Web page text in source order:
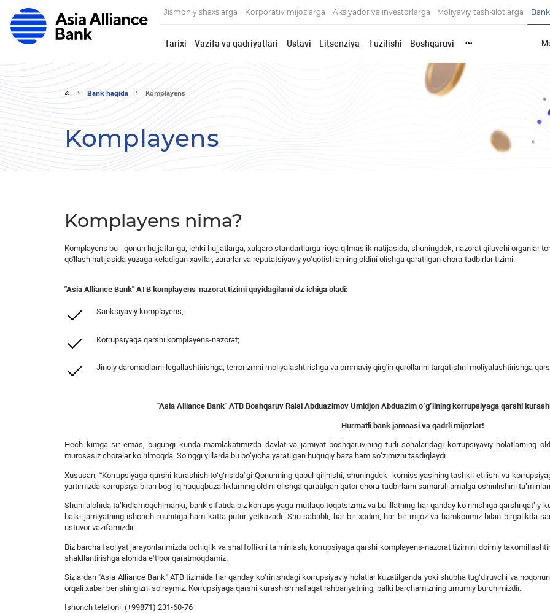
Jismoniy shaxslarga Korporativ mijozlarga Aksiyador va investorlarga Moliyaviy tashkilotlarga
Tarixi Vazifa va qadriyatlari Ustavi Litsenziya Tuzilishi Boshqaruvi •••
Bank haqida Komplayens
Komplayens
Komplayens nima?
Komplayens bu - qonun hujjatlariga, ichki hujjatlarga, xalqaro standartlarga rioya qilmaslik natijasida, shuningdek, nazorat qiluvchi organlar
qo'llash natijasida yuzaga keladigan xavflar, zararlar va reputatsiyaviy yo’qotishlarning oldini olishga qaratilgan chora-tadbirlar tizimi.
"Asia Alliance Bank" ATB komplayens-nazorat tizimi quyidagilarni o'z ichiga oladi:
Sanksiyaviy komplayens;
Korrupsiyaga qarshi komplayens-nazorat;
Jinoiy daromadlarni legallashtirishga, terrorizmni moliyalashtirishga va ommaviy qirg'in qurollarini tarqatishni moliyalashtirishga
"Asia Alliance Bank"ATB Boshqaruv Raisi Abduazimov Umidjon Abduazim o’g’lining korrupsiyaga qarshi
Hurmatli bank jamoasi va qadrli mijozlar!
Hech kimga sir emas, bugungi kunda mamlakatimizda davlat va jamiyat boshqaruvining turli sohalaridagi korrupsiyaviy holatlarning
murosasiz choralar ko’rilmoqda. So‘nggi yillarda bu bo‘yicha yaratilgan huquqiy baza ham so‘zimizni tasdiqlaydi.
Xususan, “Korrupsiyaga qarshi kurashish to‘g‘risida”gi Qonunning qabul qilinishi, shuningdek komissiyasining tashkil etilishi va
yurtimizda korrupsiya bilan bog‘liq huquqbuzarliklarning oldini olishga qaratilgan qator chora-tadbirlarni samarali amalga oshirilishini
Shuni alohida taʼkidlamoqchimanki, bank sifatida biz korrupsiyaga mutlaqo toqatsizmiz va bu illatning har qanday ko‘rinishiga qarshi qatʼiy
balki jamiyatning ishonch muhitiga ham katta putur yetkazadi. Shu sababli, har bir xodim, har bir mijoz va hamkorimiz bilan birgalikda
ustuvor vazifamizdir.
Biz barcha faoliyat jarayonlarimizda ochiqlik va shaffoflikni taʼminlash, korrupsiyaga qarshi komplayens-nazorat tizimini doimiy
shakllantirishga alohida eʼtibor qaratmoqdamiz.
Sizlardan "Asia Alliance Bank" ATB tizimida har qanday ko’rinishdagi korrupsiyaviy holatlar kuzatilganda yoki shubha tug‘diruvchi va
orqali xabar berishingizni so‘raymiz. Korrupsiyaga qarshi kurashish nafaqat rahbariyatning, balki barchamizning umumiy burchimizdir.
Ishonch telefoni: (+99871) 231-60-76